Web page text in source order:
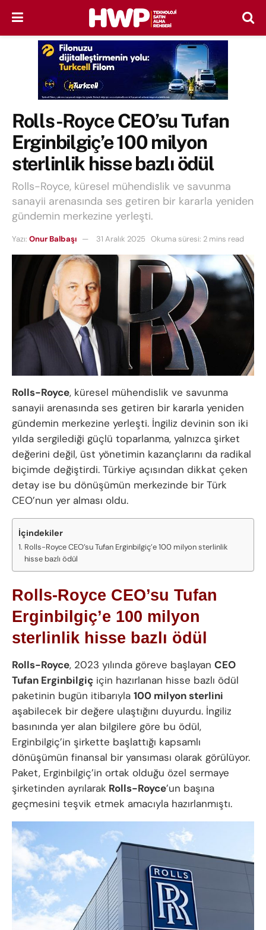
Rolls-Royce CEO’su Tufan
Erginbilgiç’e 100 milyon
sterlinlik hisse bazlı ödül
Rolls-Royce, küresel mühendislik ve savunma
sanayii arenasında ses getiren bir kararla yeniden
gündemin merkezine yerleşti.
Yazı: Onur Balbaşı 31 Aralık 2025 Okuma süresi: 2 mins read
Rolls-Royce, küresel mühendislik ve savunma
sanayii arenasında ses getiren bir kararla yeniden
gündemin merkezine yerleşti. İngiliz devinin son iki
yılda sergilediği güçlü toparlanma, yalnızca şirket
değerini değil, üst yönetimin kazançlarını da radikal
biçimde değiştirdi. Türkiye açısından dikkat çeken
detay ise bu dönüşümün merkezinde bir Türk
CEO’nun yer alması oldu.
İçindekiler
Rolls-Royce CEO’su Tufan Erginbilgiç’e 100 milyon sterlinlik
hisse bazlı ödül
Rolls-Royce CEO’su Tufan
Erginbilgiç’e 100 milyon
sterlinlik hisse bazlı ödül
Rolls-Royce, 2023 yılında göreve başlayan CEO
Tufan Erginbilgiç için hazırlanan hisse bazlı ödül
paketinin bugün itibarıyla 100 milyon sterlini
aşabilecek bir değere ulaştığını duyurdu. İngiliz
basınında yer alan bilgilere göre bu ödül,
Erginbilgiç’in şirkette başlattığı kapsamlı
dönüşümün finansal bir yansıması olarak görülüyor.
Paket, Erginbilgiç’in ortak olduğu özel sermaye
şirketinden ayrılarak Rolls-Royce’un başına
geçmesini teşvik etmek amacıyla hazırlanmıştı.